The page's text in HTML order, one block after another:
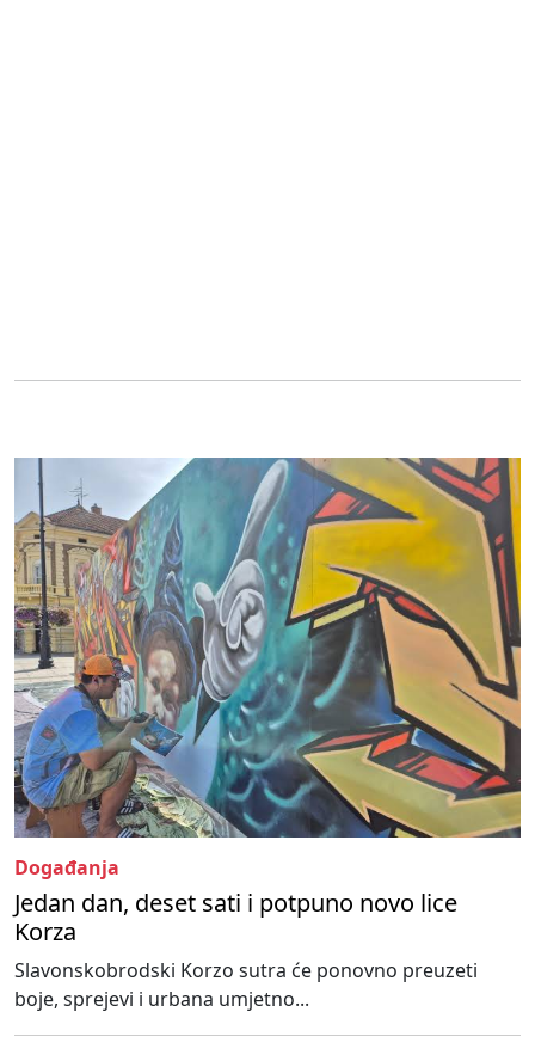
Događanja
Jedan dan, deset sati i potpuno novo lice
Korza
Slavonskobrodski Korzo sutra će ponovno preuzeti
boje, sprejevi i urbana umjetno...